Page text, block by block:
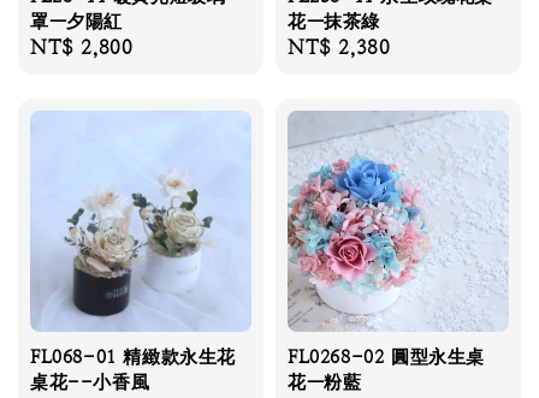
罩—夕陽紅
Regular
NT$ 2,800
花—抹茶綠
Regular
NT$ 2,380
FL068-01 精緻款永生花
桌花--小香風
FL0268-02 圓型永生桌
花—粉藍